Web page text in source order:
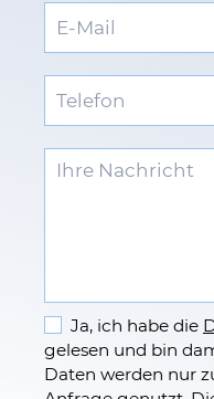
Ja, ich habe die
gelesen und bin
Daten werden nur